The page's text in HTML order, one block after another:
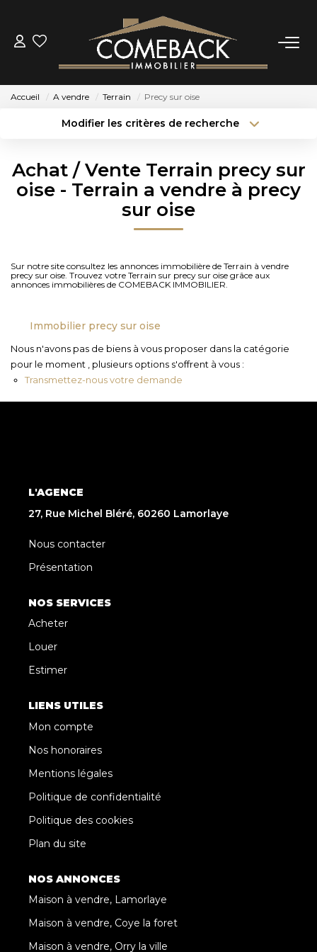
ACHETER
NOTRE AGENCE
CONTACT
Accueil A vendre Terrain Precy sur oise
Modifier les critères de recherche
Sélectionnez...
Type de bien
Surface min
Achat / Vente Terrain precy sur
oise - Terrain a vendre à precy
sur oise
Sur notre site consultez les annonces immobilière de Terrain à vendre
precy sur oise. Trouvez votre Terrain sur precy sur oise grâce aux
annonces immobilières de COMEBACK IMMOBILIER.
Immobilier precy sur oise
Nous n'avons pas de biens à vous proposer dans la catégorie
pour le moment , plusieurs options s'offrent à vous :
Transmettez-nous votre demande
L'AGENCE
27, Rue Michel Bléré, 60260 Lamorlaye
Nous contacter
Présentation
NOS SERVICES
Acheter
Louer
Estimer
LIENS UTILES
Mon compte
Nos honoraires
Mentions légales
Politique de confidentialité
Politique des cookies
Plan du site
NOS ANNONCES
Maison à vendre, Lamorlaye
Maison à vendre, Coye la foret
Maison à vendre, Orry la ville